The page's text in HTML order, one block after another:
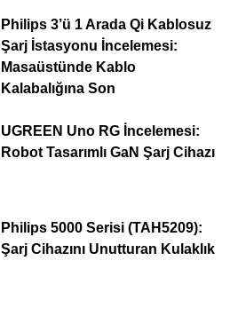
Philips 3’ü 1 Arada Qi Kablosuz
Şarj İstasyonu İncelemesi:
Masaüstünde Kablo
Kalabalığına Son
UGREEN Uno RG İncelemesi:
Robot Tasarımlı GaN Şarj Cihazı
Philips 5000 Serisi (TAH5209):
Şarj Cihazını Unutturan Kulaklık